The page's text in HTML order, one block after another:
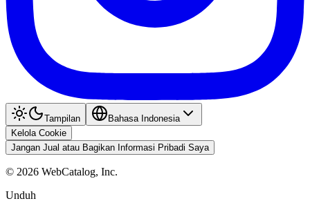
Tampilan
Bahasa Indonesia
Kelola Cookie
Jangan Jual atau Bagikan Informasi Pribadi Saya
© 2026 WebCatalog, Inc.
Unduh